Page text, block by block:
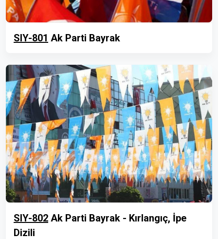
SIY-801 Ak Parti Bayrak
SIY-802 Ak Parti Bayrak - Kırlangıç, İpe
Dizili